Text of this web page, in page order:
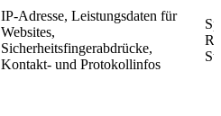
IP-Adresse, Leistungsdaten für
Websites,
Sicherheitsfingerabdrücke,
Kontakt- und Protokollinfos